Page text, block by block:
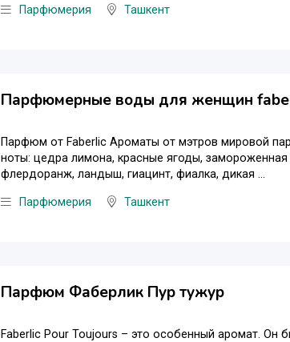
Парфюмерия Ташкент
Парфюмерные воды для женщин
Парфюм от Faberlic Ароматы от мэтров мировой
ноты: цедра лимона, красные ягоды,
флердоранж, ландыш, гиацинт, фиалка, дикая ...
Парфюмерия Ташкент
Парфюм Фаберлик Пур тужур
Faberlic Pour Toujours – это особенный аромат.